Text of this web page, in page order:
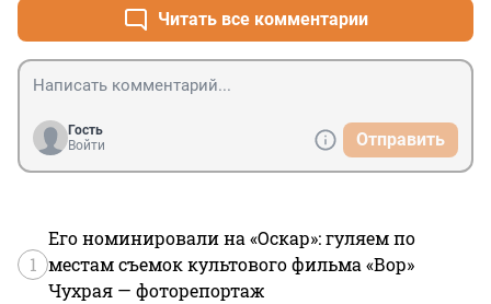
Футбол-ограничения…
«Простим отнестись с пониманием»
Нет, с какой стати я должен относится с пониманием,
когда каждый день что то ограничивают, на каком
Дайте пожить нормально
Читать все комментарии
Гость
Войти
Отправить
1
Его номинировали на «Оскар»: гуляем по
местам съемок культового фильма «Вор»
Чухрая — фоторепортаж